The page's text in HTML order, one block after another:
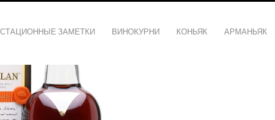
ЗАМЕТКИ ВИНОКУРНИ КОНЬЯК АРМАНЬЯК